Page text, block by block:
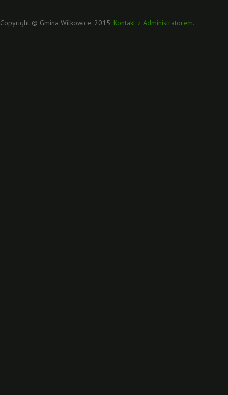
Copyright © Gmina Wilkowice. 2015. Kontakt z Administratorem.